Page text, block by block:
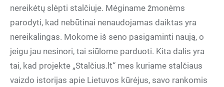
nereikėtų slėpti stalčiuje. Mėginame žmonėms
parodyti, kad nebūtinai nenaudojamas daiktas yra
nereikalingas. Mokome iš seno pasigaminti naują, o
jeigu jau nesinori, tai siūlome parduoti. Kita dalis yra
tai, kad projekte „Stalčius.lt“ mes kuriame stalčiaus
vaizdo istorijas apie Lietuvos kūrėjus, savo rankomis